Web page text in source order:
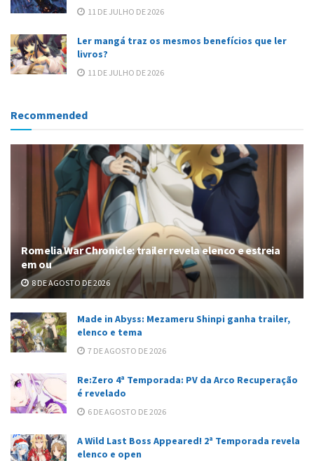
11 DE JULHO DE 2026
Ler mangá traz os mesmos benefícios que ler
livros?
11 DE JULHO DE 2026
Recommended
Romelia War Chronicle: trailer revela elenco e estreia
em ou
8 DE AGOSTO DE 2026
Made in Abyss: Mezameru Shinpi ganha trailer,
elenco e tema
7 DE AGOSTO DE 2026
Re:Zero 4ª Temporada: PV da Arco Recuperação
é revelado
6 DE AGOSTO DE 2026
A Wild Last Boss Appeared! 2ª Temporada revela
elenco e open